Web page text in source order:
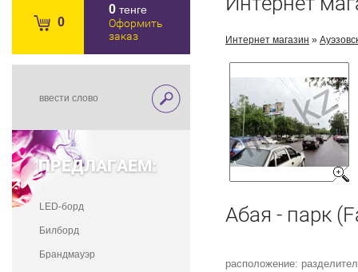
0
0 тенге
Оформить
заказ
ПРЕДЛАГАЕМ:
LED-борд
Билборд
Брандмауэр
Интернет магазин »
Абая - парк
расположение: